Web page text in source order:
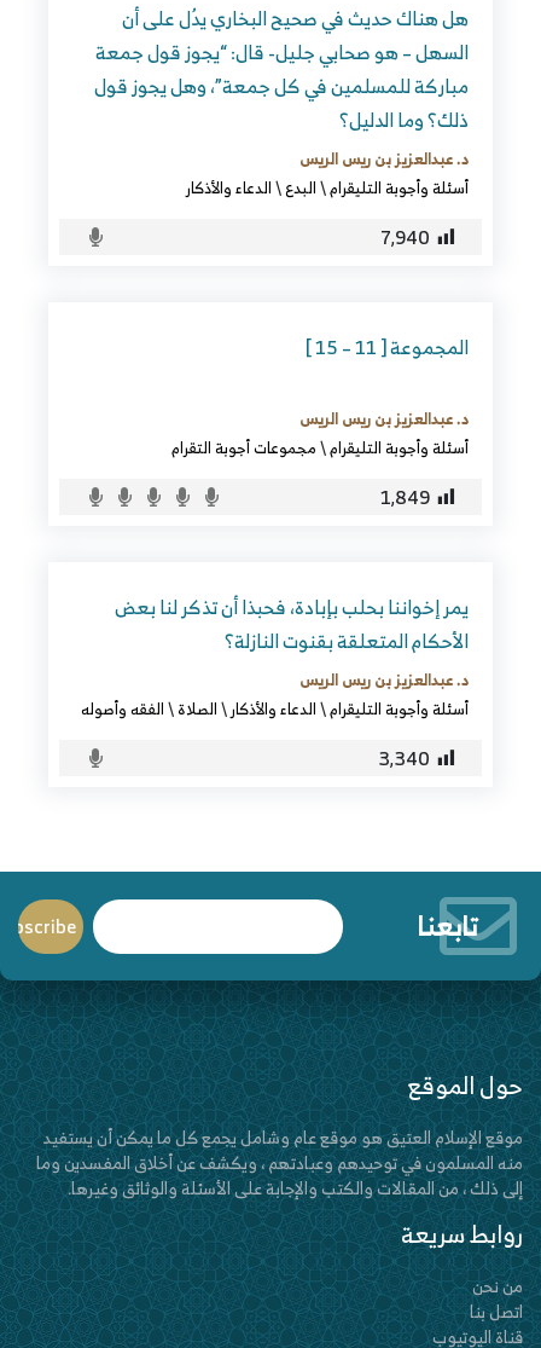
هل هناك حديث في صحيح البخاري يدُل على أن
السهل – هو صحابي جليل- قال: “يجوز قول جمعة
مباركة للمسلمين في كل جمعة”، وهل يجوز قول
ذلك؟ وما الدليل؟
د. عبدالعزيز بن ريس الريس
أسئلة وأجوبة التليقرام\البدع\الدعاء والأذكار
7٬940
المجموعة [ 11 – 15 ]
د. عبدالعزيز بن ريس الريس
أسئلة وأجوبة التليقرام\مجموعات أجوبة التقرام
1٬849
يمر إخواننا بحلب بإبادة، فحبذا أن تذكر لنا بعض
الأحكام المتعلقة بقنوت النازلة؟
د. عبدالعزيز بن ريس الريس
أسئلة وأجوبة التليقرام\الدعاء والأذكار\الصلاة\الفقه وأصوله
3٬340
تابعنا
حول الموقع
موقع الإسلام العتيق هو موقع عام وشامل يجمع كل ما يمكن أن يستفيد
منه المسلمون في توحيدهم وعبادتهم ، ويكشف عن أخلاق المفسدين وما
إلى ذلك ، من المقالات والكتب والإجابة على الأسئلة والوثائق وغيرها.
روابط سريعة
من نحن
اتصل بنا
قناة اليوتيوب